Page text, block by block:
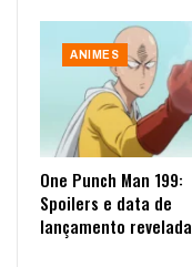
ANIMES
One Punch Man 199:
Spoilers e data de
lançamento revelada